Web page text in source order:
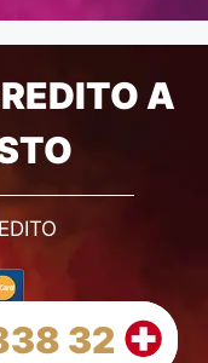
A
32